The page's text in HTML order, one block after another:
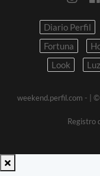
Diario Perfil
Fortuna
Look
Luz
weekend.perfil.com -
|
Registro